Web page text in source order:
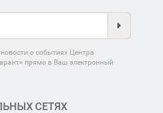
о событиях Центра
прямо в Ваш электронный
СЕТЯХ